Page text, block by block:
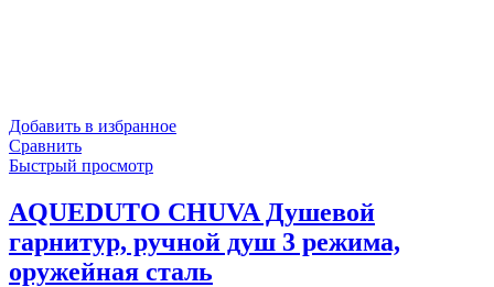
Добавить в избранное
Сравнить
Быстрый просмотр
AQUEDUTO CHUVA Душевой
гарнитур, ручной душ 3 режима,
оружейная сталь